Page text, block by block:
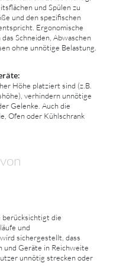
und Spülen zu
und den spezifischen
Ergonomische
Schneiden, Abwaschen
ohne unnötige Belastung.
Höhe platziert sind (z.B.
verhindern unnötige
Gelenke. Auch die
Ofen oder Kühlschrank
berücksichtigt die
und
sichergestellt, dass
und Geräte in Reichweite
unnötig strecken oder